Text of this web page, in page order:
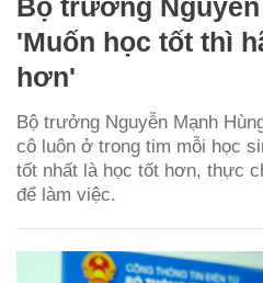
Bộ trưởng
'Muốn học tốt thì
hơn'
Bộ trưởng Nguyễn Mạnh
cô luôn ở trong tim mỗi học
tốt nhất là học tốt hơn, thực
để làm việc.